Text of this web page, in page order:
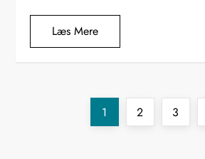
Læs Mere
Page
1 Page
2 Page
3